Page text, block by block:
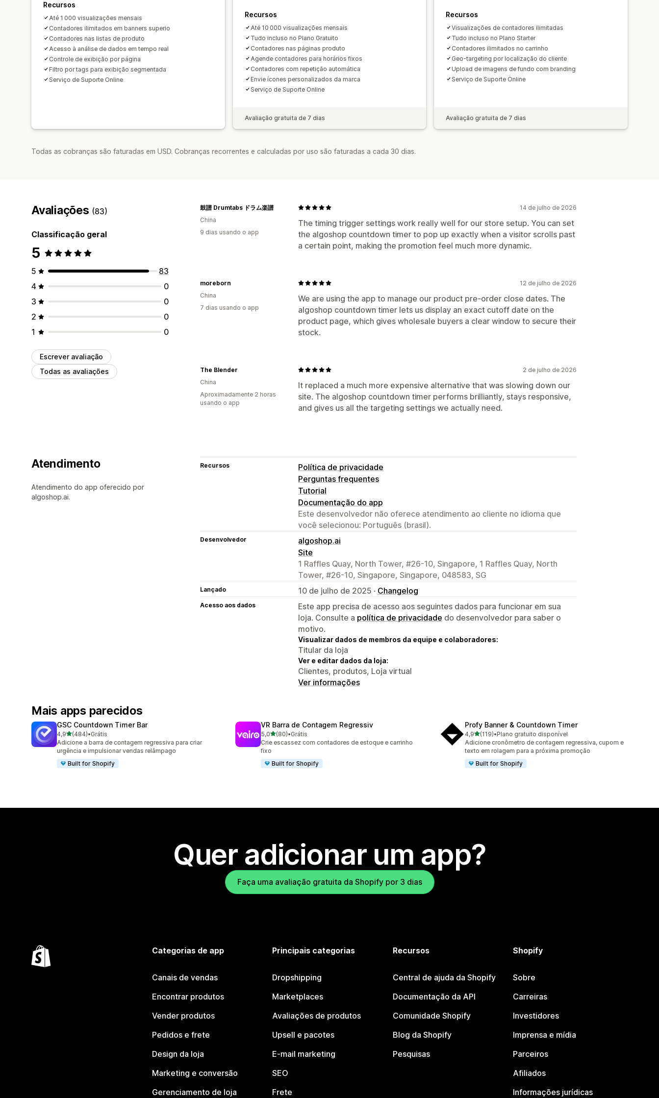
Checkout
Horário limite da compra para envio no prazo Abertura de loja
Análises e relatórios
Testes A/B
Rastreamento de comportamento
Mapas codificados por cores
Acompanhamento do desempenho
Análise em tempo real
Relatórios de tráfego Segmentos de clientes
Recursos
Até 1 000 visualizações mensais
Contadores ilimitados em banners superio
Contadores nas listas de produto
Acesso à análise de dados em tempo real
Controle de exibição por página
Filtro por tags para exibição segmentada
Serviço de Suporte Online
Recursos
Até 10 000 visualizações mensais
Tudo incluso no Plano Gratuito
Contadores nas páginas produto
Agende contadores para horários fixos
Contadores com repetição automática
Envie ícones personalizados da marca
Serviço de Suporte Online
Avaliação gratuita de 7 dias
Recursos
Visualizações de contadores ilimitadas
Tudo incluso no Plano Starter
Contadores ilimitados no carrinho
Geo‑targeting por localização do cliente
Upload de imagens de fundo com branding
Serviço de Suporte Online
Avaliação gratuita de 7 dias
Todas as cobranças são faturadas em USD. Cobranças recorrentes e calculadas por uso são faturadas a cada 30 dias.
Avaliações (83)
Classificação geral
5
5
83
4
0
3
0
2
0
1
0
Escrever avaliação
Todas as avaliações
14 de julho de 2026
The timing trigger settings work really well for our store setup. You can set
the algoshop countdown timer to pop up exactly when a visitor scrolls past
a certain point, making the promotion feel much more dynamic.
鼓譜 Drumtabs ドラム楽譜
China
9 dias usando o app
12 de julho de 2026
We are using the app to manage our product pre-order close dates. The
algoshop countdown timer lets us display an exact cutoff date on the
product page, which gives wholesale buyers a clear window to secure their
stock.
moreborn
China
7 dias usando o app
2 de julho de 2026
It replaced a much more expensive alternative that was slowing down our
site. The algoshop countdown timer performs brilliantly, stays responsive,
and gives us all the targeting settings we actually need.
The Blender
China
Aproximadamente 2 horas
usando o app
Atendimento
Atendimento do app oferecido por
algoshop.ai.
Recursos
Política de privacidade
Perguntas frequentes
Tutorial
Documentação do app
Este desenvolvedor não oferece atendimento ao cliente no idioma que
você selecionou: Português (brasil).
Desenvolvedor
algoshop.ai
Site
1 Raffles Quay, North Tower, #26-10, Singapore, 1 Raffles Quay, North
Tower, #26-10, Singapore, Singapore, 048583, SG
Lançado 10 de julho de 2025 · Changelog
Acesso aos dados
Este app precisa de acesso aos seguintes dados para funcionar em sua
loja. Consulte a política de privacidade do desenvolvedor para saber o
motivo.
Visualizar dados de membros da equipe e colaboradores:
Titular da loja
Ver e editar dados da loja:
Clientes, produtos, Loja virtual
Ver informações
Mais apps parecidos
GSC Countdown Timer Bar
4,9de 5 estrelas
(484)
484 avaliações ao todo
•Grátis
Adicione a barra de contagem regressiva para criar
urgência e impulsionar vendas relâmpago
Built for Shopify
VR Barra de Contagem Regressiv
5,0de 5 estrelas
(80)
80 avaliações ao todo
•Grátis
Crie escassez com contadores de estoque e carrinho
fixo
Built for Shopify
Profy Banner & Countdown Timer
4,9de 5 estrelas
(119)
119 avaliações ao todo
•Plano gratuito disponível
Adicione cronômetro de contagem regressiva, cupom e
texto em rolagem para a próxima promoção
Built for Shopify
Quer adicionar um app?
Faça uma avaliação gratuita da Shopify por 3 dias
Categorias de app
Canais de vendas
Encontrar produtos
Vender produtos
Pedidos e frete
Design da loja
Marketing e conversão
Gerenciamento de loja
Principais categorias
Dropshipping
Marketplaces
Avaliações de produtos
Upsell e pacotes
E-mail marketing
SEO
Frete
Recursos
Central de ajuda da Shopify
Documentação da API
Comunidade Shopify
Blog da Shopify
Pesquisas
Shopify
Sobre
Carreiras
Investidores
Imprensa e mídia
Parceiros
Afiliados
Informações jurídicas